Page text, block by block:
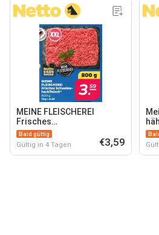
MEINE FLEISCHEREI
Frisches
Schweinehackfleisch*
Bald gültig
Gültig in 4 Tagen €3,59